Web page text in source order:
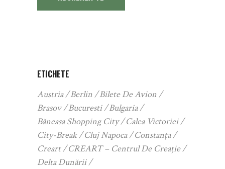
ETICHETE
Austria Berlin
Bilete De Avion
Brasov
Bucuresti
Bulgaria
Băneasa Shopping City
Calea Victoriei
City-Break
Cluj Napoca
Constanța
Creart
CREART – Centrul De Creație
Delta Dunării